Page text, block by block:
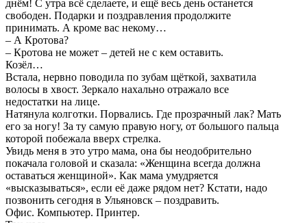
днём! С утра всё сделаете, и ещё весь день останется
свободен. Подарки и поздравления продолжите
принимать. А кроме вас некому…
– А Кротова?
– Кротова не может – детей не с кем оставить.
Козёл…
Встала, нервно поводила по зубам щёткой, захватила
волосы в хвост. Зеркало нахально отражало все
недостатки на лице.
Натянула колготки. Порвались. Где прозрачный лак? Мать
его за ногу! За ту самую правую ногу, от большого пальца
которой побежала вверх стрелка.
Увидь меня в это утро мама, она бы неодобрительно
покачала головой и сказала: «Женщина всегда должна
оставаться женщиной». Как мама умудряется
«высказываться», если её даже рядом нет? Кстати, надо
позвонить сегодня в Ульяновск – поздравить.
Офис. Компьютер. Принтер.